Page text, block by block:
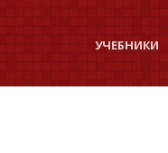
УЧЕБНИКИ